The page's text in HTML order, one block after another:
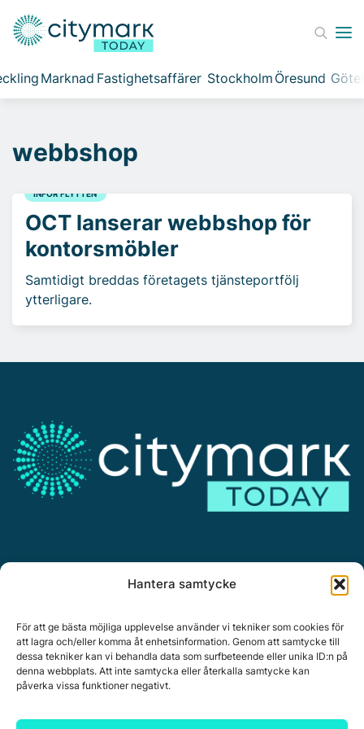
Hantera samtycke
För att ge bästa möjliga upplevelse använder vi tekniker som cookies för
att lagra och/eller komma åt enhetsinformation. Genom att samtycke till
dessa tekniker kan vi behandla data som surfbeteende eller unika ID:n på
denna webbplats. Att inte samtycka eller återkalla samtycke kan
påverka vissa funktioner negativt.
Marknad Fastighetsaffärer Stockholm Öresund
webbshop
INFÖR FLYTTEN
OCT lanserar webbshop för
kontorsmöbler
Samtidigt breddas företagets tjänsteportfölj
ytterligare.
Personuppgiftspolicy
www.citymark.se, Tel. växel 0651-15050,Policy för